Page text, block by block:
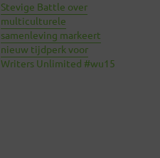
Stevige Battle over
multiculturele
samenleving markeert
nieuw tijdperk voor
Writers Unlimited #wu15